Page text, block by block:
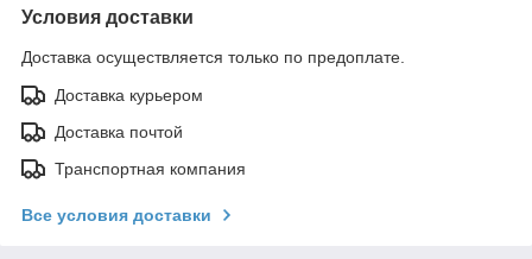
Условия доставки
Доставка осуществляется только по предоплате.
Доставка курьером
Доставка почтой
Транспортная компания
Все условия доставки